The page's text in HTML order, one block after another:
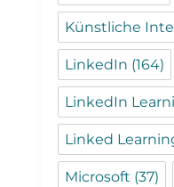
Künstliche
LinkedIn (164)
LinkedIn
Linked
Microsoft (37)